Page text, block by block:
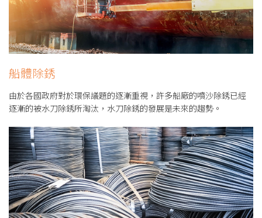
船體除銹
由於各國政府對於環保議題的逐漸重視，許多船廠的噴沙除銹已經
逐漸的被水刀除銹所淘汰，水刀除銹的發展是未來的趨勢。